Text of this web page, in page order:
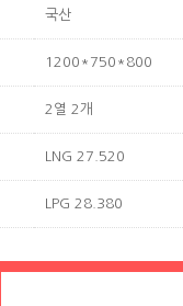
국산
1200*750*800
2열 2개
LNG 27.520
LPG 28.380